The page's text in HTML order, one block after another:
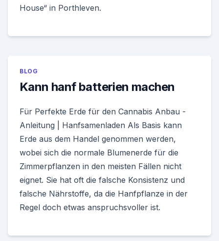
House“ in Porthleven.
BLOG
Kann hanf batterien machen
Für Perfekte Erde für den Cannabis Anbau -
Anleitung | Hanfsamenladen Als Basis kann
Erde aus dem Handel genommen werden,
wobei sich die normale Blumenerde für die
Zimmerpflanzen in den meisten Fällen nicht
eignet. Sie hat oft die falsche Konsistenz und
falsche Nährstoffe, da die Hanfpflanze in der
Regel doch etwas anspruchsvoller ist.